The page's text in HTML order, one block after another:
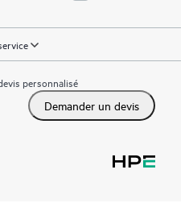
personnalisé
Demander un devis